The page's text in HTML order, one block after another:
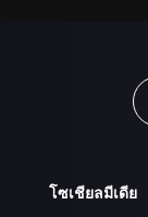
โซเชียลมีเดีย